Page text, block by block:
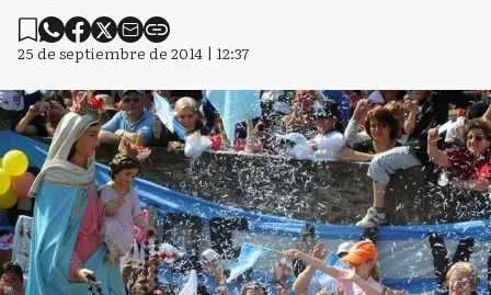
25 de septiembre de 2014 | 12:37